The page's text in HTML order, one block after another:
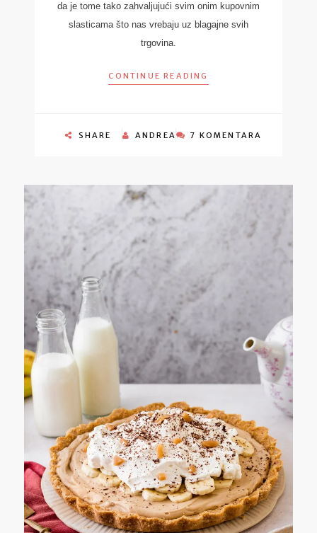
da je tome tako zahvaljujući svim onim kupovnim
slasticama što nas vrebaju uz blagajne svih
trgovina.
CONTINUE READING
SHARE ANDREA 7 KOMENTARA